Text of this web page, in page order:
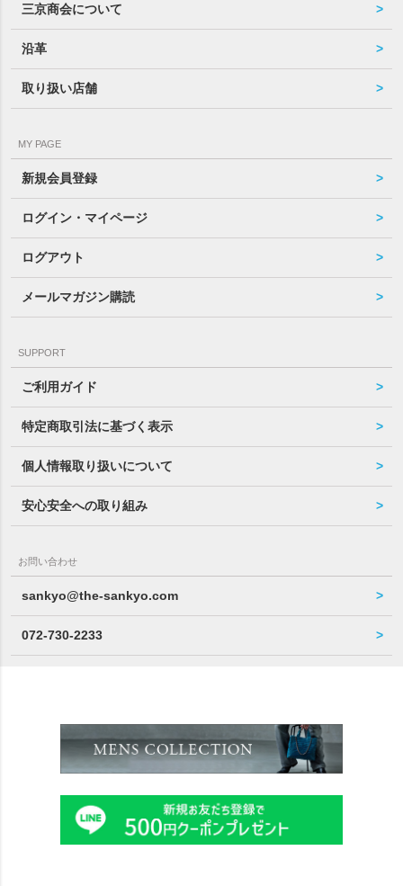
三京商会について
沿革
取り扱い店舗
MY PAGE
新規会員登録
ログイン・マイページ
ログアウト
メールマガジン購読
SUPPORT
ご利用ガイド
特定商取引法に基づく表示
個人情報取り扱いについて
安心安全への取り組み
お問い合わせ
sankyo@the-sankyo.com
072-730-2233